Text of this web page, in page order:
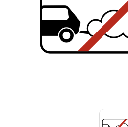
Передвижные
Опоры дорожных
Светодиодные знаки